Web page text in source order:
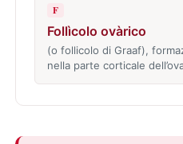
F
Follìcolo ovàrico
(o follicolo di Graaf),
nella parte corticale